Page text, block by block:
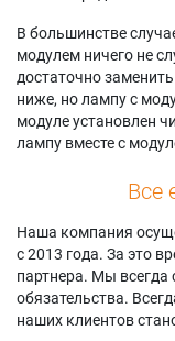
В большинстве
модулем ничего не
достаточно
ниже, но лампу с
модуле установлен
лампу вместе с
Все
Наша компания
с 2013 года. За это
партнера. Мы всегда
обязательства.
наших клиентов